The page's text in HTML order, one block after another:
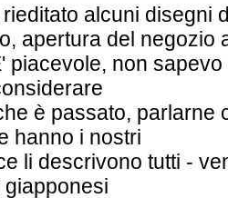
alcuni disegni
apertura del negozio
piacevole, non sapevo
è passato, parlarne
hanno i nostri
li descrivono tutti -